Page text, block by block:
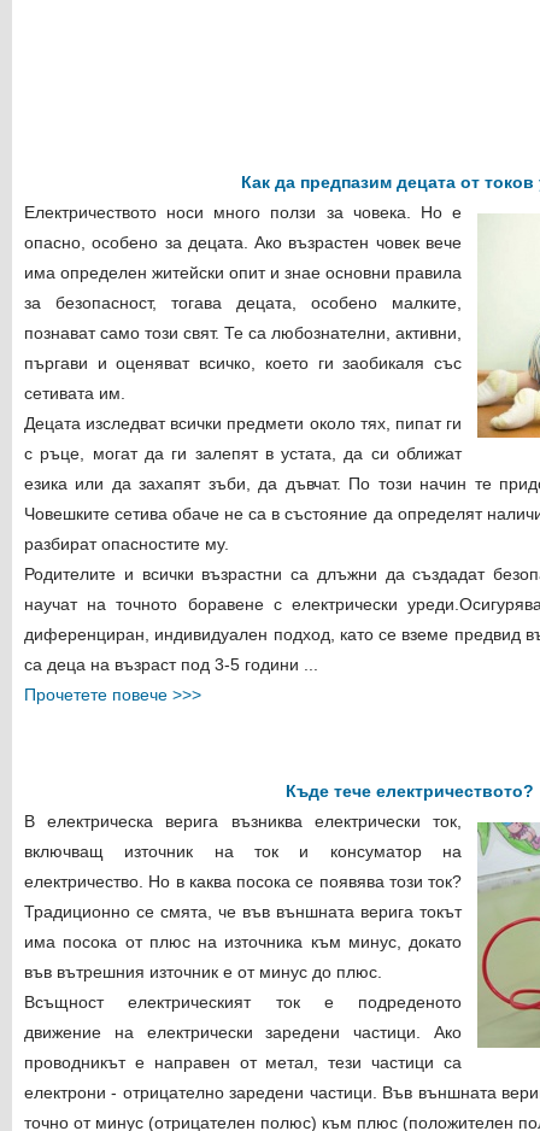
Как да предпазим децата от токов
Електричеството носи много ползи за човека. Но е
опасно, особено за децата. Ако възрастен човек вече
има определен житейски опит и знае основни правила
за безопасност, тогава децата, особено малките,
познават само този свят. Те са любознателни, активни,
пъргави и оценяват всичко, което ги заобикаля със
сетивата им.
Децата изследват всички предмети около тях, пипат ги
с ръце, могат да ги залепят в устата, да си оближат
езика или да захапят зъби, да дъвчат. По този начин те
Човешките сетива обаче не са в състояние да определят
разбират опасностите му.
Родителите и всички възрастни са длъжни да създадат
научат на точното боравене с електрически
диференциран, индивидуален подход, като се вземе предвид
са деца на възраст под 3-5 години
Прочетете повече >>>
Къде тече електричеството?
В електрическа верига възниква електрически ток,
включващ източник на ток и консуматор на
електричество. Но в каква посока се появява този ток?
Традиционно се смята, че във външната верига токът
има посока от плюс на източника към минус, докато
във вътрешния източник е от минус до плюс.
Всъщност електрическият ток е подреденото
движение на електрически заредени частици. Ако
проводникът е направен от метал, тези частици са
електрони - отрицателно заредени частици. Във външната
точно от минус (отрицателен полюс) към плюс (положителен